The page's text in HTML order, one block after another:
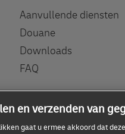
Aanvullende diensten
Douane
Downloads
FAQ
en verzenden van
gaat u ermee akkoord dat